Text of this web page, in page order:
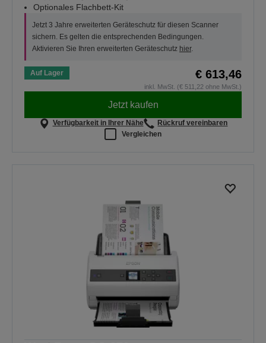
Optionales Flachbett-Kit
Jetzt 3 Jahre erweiterten Geräteschutz für diesen Scanner
sichern. Es gelten die entsprechenden Bedingungen.
Aktivieren Sie Ihren erweiterten Geräteschutz hier.
Auf Lager € 613,46
inkl. MwSt. (€ 511,22 ohne MwSt.)
Jetzt kaufen
Verfügbarkeit in Ihrer Nähe
Rückruf vereinbaren
Vergleichen